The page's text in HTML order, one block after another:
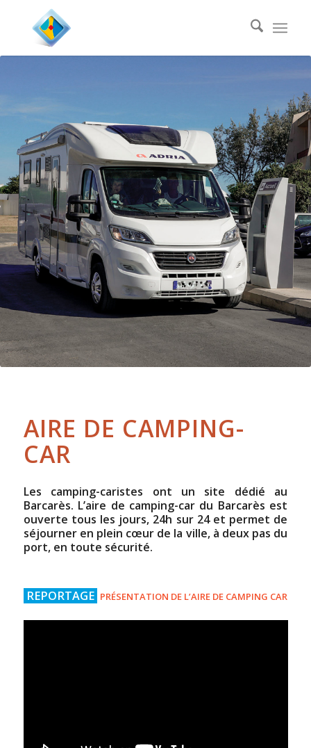
AIRE DE CAMPING-
CAR
Les camping-caristes ont un site dédié au
Barcarès. L’aire de camping-car du Barcarès est
ouverte tous les jours, 24h sur 24 et permet de
séjourner en plein cœur de la ville, à deux pas du
port, en toute sécurité.
REPORTAGE PRÉSENTATION DE L’AIRE DE CAMPING CAR